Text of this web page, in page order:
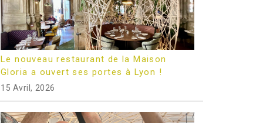
Le nouveau restaurant de la Maison
Gloria a ouvert ses portes à Lyon !
15 Avril, 2026